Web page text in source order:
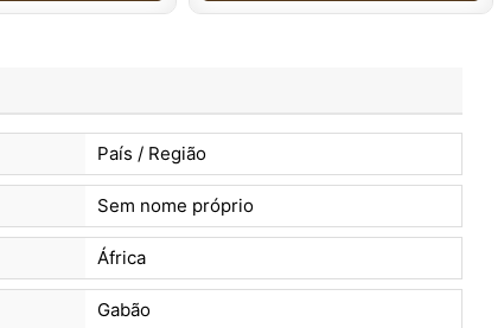
País / Região
Sem nome próprio
África
Gabão